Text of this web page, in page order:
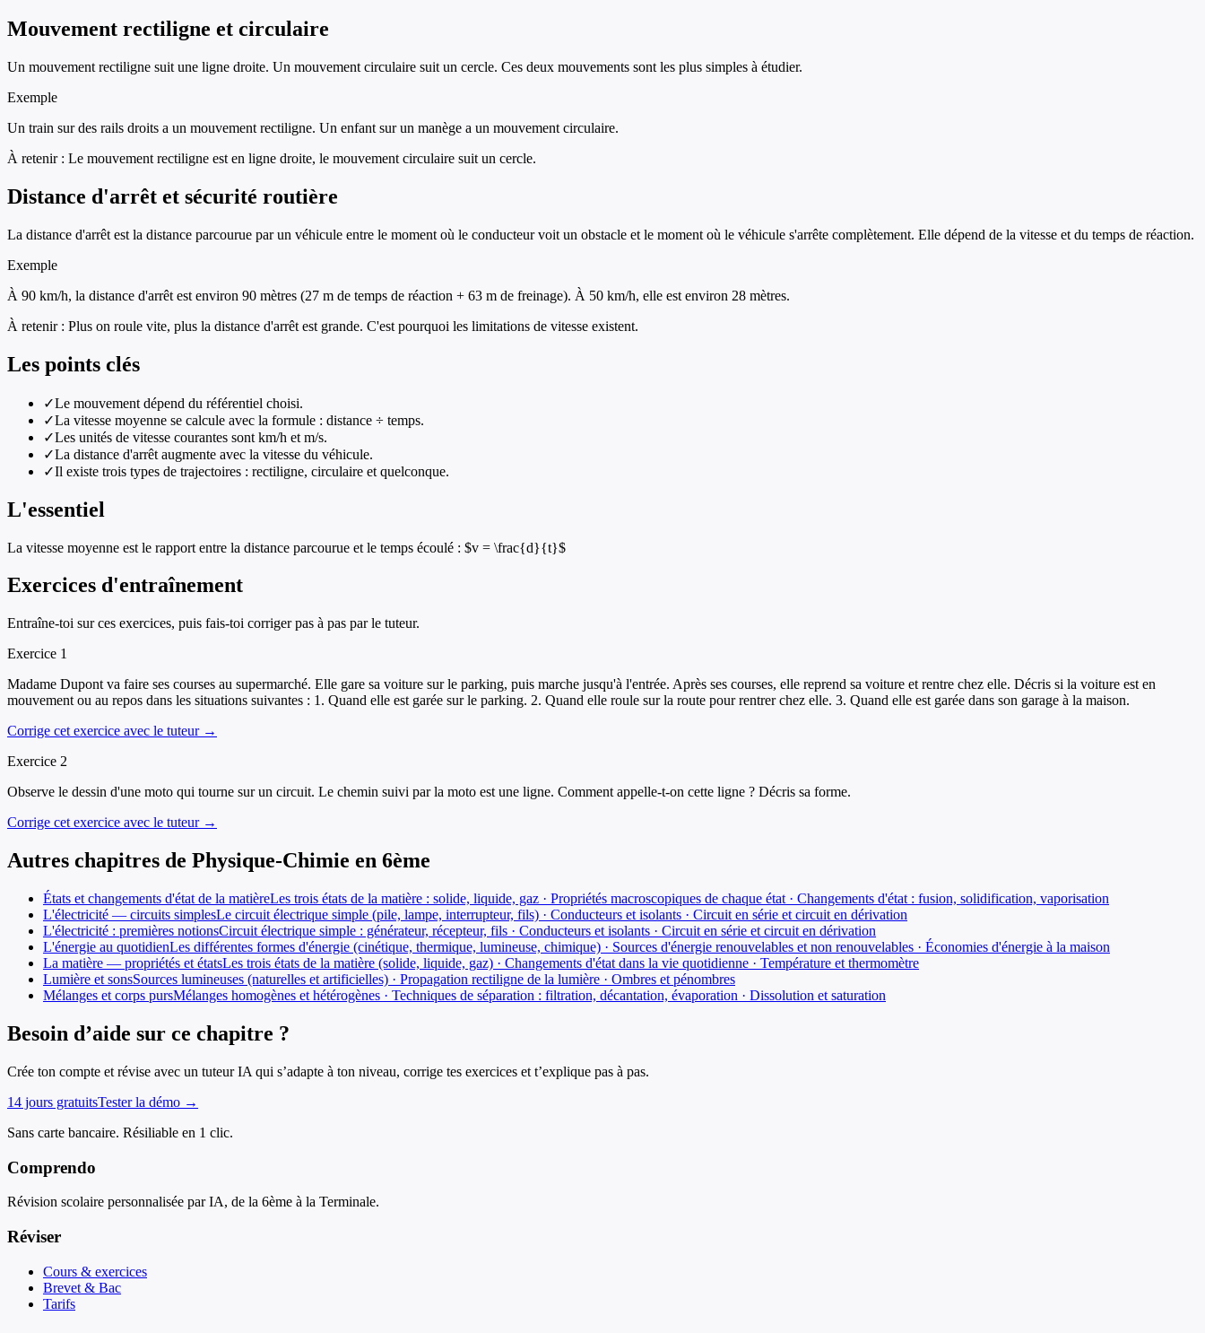
Mouvement rectiligne et circulaire
Un mouvement rectiligne suit une ligne droite. Un mouvement circulaire suit un cercle. Ces deux mouvements sont les plus simples à étudier.
Exemple
Un train sur des rails droits a un mouvement rectiligne. Un enfant sur un manège a un mouvement circulaire.
À retenir : Le mouvement rectiligne est en ligne droite, le mouvement circulaire suit un cercle.
Distance d'arrêt et sécurité routière
La distance d'arrêt est la distance parcourue par un véhicule entre le moment où le conducteur voit un obstacle et le moment où le véhicule s'arrête complètement. Elle dépend de la vitesse et du temps de réaction.
Exemple
À 90 km/h, la distance d'arrêt est environ 90 mètres (27 m de temps de réaction + 63 m de freinage). À 50 km/h, elle est environ 28 mètres.
À retenir : Plus on roule vite, plus la distance d'arrêt est grande. C'est pourquoi les limitations de vitesse existent.
Les points clés
✓Le mouvement dépend du référentiel choisi.
✓La vitesse moyenne se calcule avec la formule : distance ÷ temps.
✓Les unités de vitesse courantes sont km/h et m/s.
✓La distance d'arrêt augmente avec la vitesse du véhicule.
✓Il existe trois types de trajectoires : rectiligne, circulaire et quelconque.
L'essentiel
La vitesse moyenne est le rapport entre la distance parcourue et le temps écoulé : $v = \frac{d}{t}$
Exercices d'entraînement
Entraîne-toi sur ces exercices, puis fais-toi corriger pas à pas par le tuteur.
Exercice 1
Madame Dupont va faire ses courses au supermarché. Elle gare sa voiture sur le parking, puis marche jusqu'à l'entrée. Après ses courses, elle reprend sa voiture et rentre chez elle. Décris si la voiture est en
mouvement ou au repos dans les situations suivantes : 1. Quand elle est garée sur le parking. 2. Quand elle roule sur la route pour rentrer chez elle. 3. Quand elle est garée dans son garage à la maison.
Corrige cet exercice avec le tuteur →
Exercice 2
Observe le dessin d'une moto qui tourne sur un circuit. Le chemin suivi par la moto est une ligne. Comment appelle-t-on cette ligne ? Décris sa forme.
Corrige cet exercice avec le tuteur →
Autres chapitres de Physique-Chimie en 6ème
États et changements d'état de la matièreLes trois états de la matière : solide, liquide, gaz · Propriétés macroscopiques de chaque état · Changements d'état : fusion, solidification, vaporisation
L'électricité — circuits simplesLe circuit électrique simple (pile, lampe, interrupteur, fils) · Conducteurs et isolants · Circuit en série et circuit en dérivation
L'électricité : premières notionsCircuit électrique simple : générateur, récepteur, fils · Conducteurs et isolants · Circuit en série et circuit en dérivation
L'énergie au quotidienLes différentes formes d'énergie (cinétique, thermique, lumineuse, chimique) · Sources d'énergie renouvelables et non renouvelables · Économies d'énergie à la maison
La matière — propriétés et étatsLes trois états de la matière (solide, liquide, gaz) · Changements d'état dans la vie quotidienne · Température et thermomètre
Lumière et sonsSources lumineuses (naturelles et artificielles) · Propagation rectiligne de la lumière · Ombres et pénombres
Mélanges et corps pursMélanges homogènes et hétérogènes · Techniques de séparation : filtration, décantation, évaporation · Dissolution et saturation
Besoin d’aide sur ce chapitre ?
Crée ton compte et révise avec un tuteur IA qui s’adapte à ton niveau, corrige tes exercices et t’explique pas à pas.
14 jours gratuitsTester la démo →
Sans carte bancaire. Résiliable en 1 clic.
Comprendo
Révision scolaire personnalisée par IA, de la 6ème à la Terminale.
Réviser
Cours & exercices
Brevet & Bac
Tarifs